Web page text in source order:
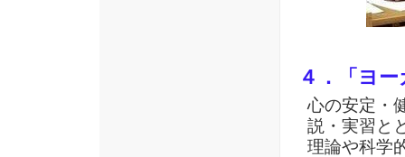
４．「ヨ
心の安定・
説・実習と
理論や科学